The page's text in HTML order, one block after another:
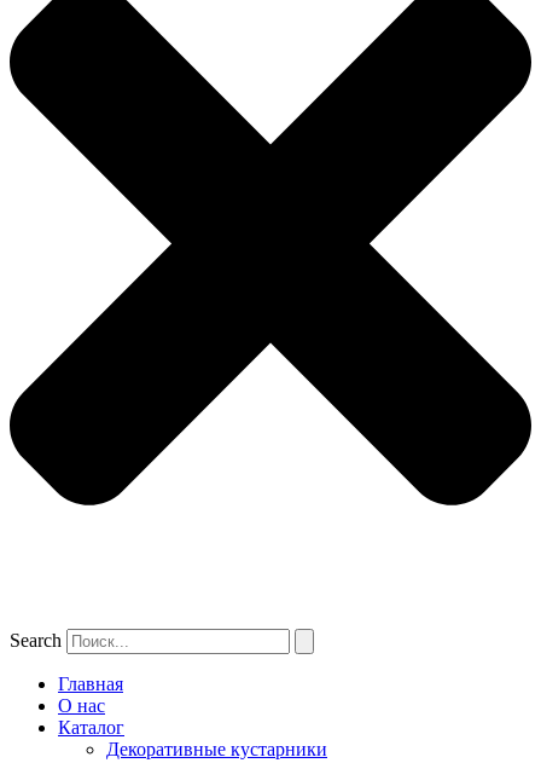
Search
Главная
О нас
Каталог
Декоративные кустарники